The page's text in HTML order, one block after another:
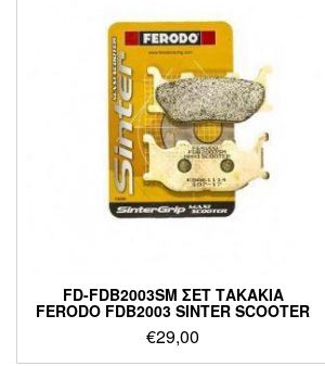
FD-FDB2003SM ΣΕΤ ΤΑΚΑΚΙΑ
FERODO FDB2003 SINTER SCOOTER
€29,00